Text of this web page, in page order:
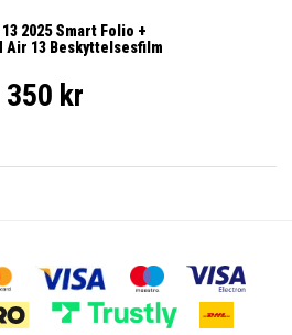
2025 Smart Folio +
Air 13 Beskyttelsesfilm
350 kr